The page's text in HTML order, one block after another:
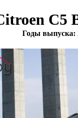
C5
Годы выпуска: